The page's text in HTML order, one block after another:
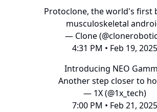
Protoclone, the world's first
musculoskeletal
— Clone
4:31 PM • Feb 19, 2025
Introducing NEO
Another step closer to
— 1X (@1x_tech)
7:00 PM • Feb 21, 2025